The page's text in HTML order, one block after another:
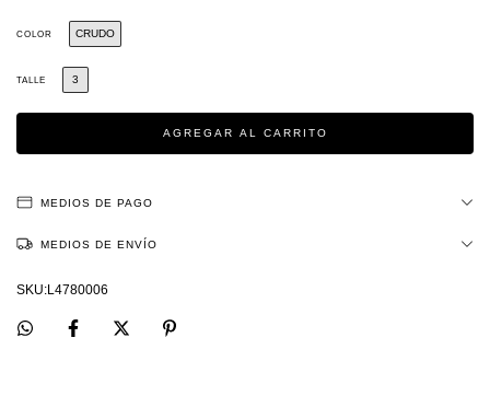
COLOR CRUDO
TALLE 3
MEDIOS DE PAGO
MEDIOS DE ENVÍO
L4780006